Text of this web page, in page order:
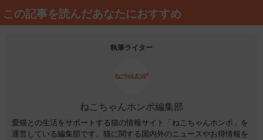
この記事を読んだあなたにおすすめ
執筆ライター
ねこちゃんホンポ編集部
愛猫との生活をサポートする猫の情報サイト「ねこちゃんホンポ」を
運営している編集部です。猫に関する国内外のニュースやお得情報を